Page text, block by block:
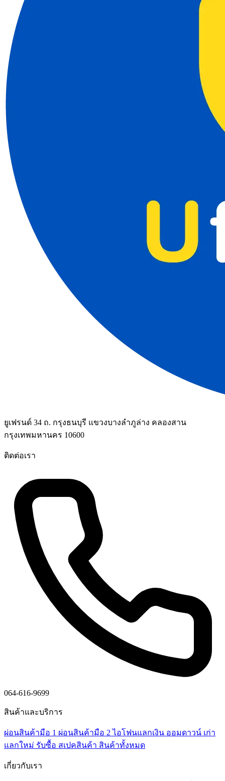
ยูเฟรนด์ 34 ถ. กรุงธนบุรี แขวงบางลำภูล่าง คลองสาน
กรุงเทพมหานคร 10600
ติดต่อเรา
064-616-9699
สินค้าและบริการ
ผ่อนสินค้ามือ 1 ผ่อนสินค้ามือ 2ไอโฟนแลกเงิน ออมดาวน์ เก่า
แลกใหม่ รับซื้อ สเปคสินค้า สินค้าทั้งหมด
เกี่ยวกับเรา